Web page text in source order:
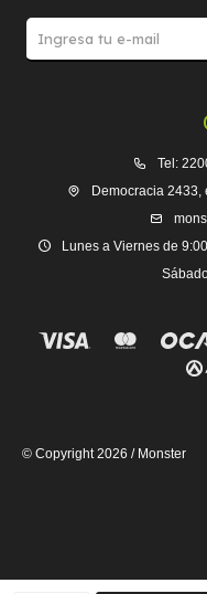
Tel:
Democracia 2433,
Lunes a Viernes de
© Copyright 2026 / Monster